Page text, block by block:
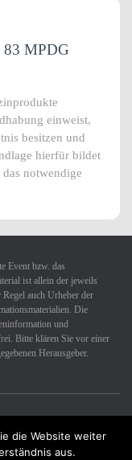
83 MPDG
einweist,
besitzen und
hierfür bildet
notwendige
Event bzw. das
ist allein der jeweils
auch Urheber der
Die
und
Bitte klären Sie vor einer
Herausgeber.
Kontakt
die Website weiter
aus.